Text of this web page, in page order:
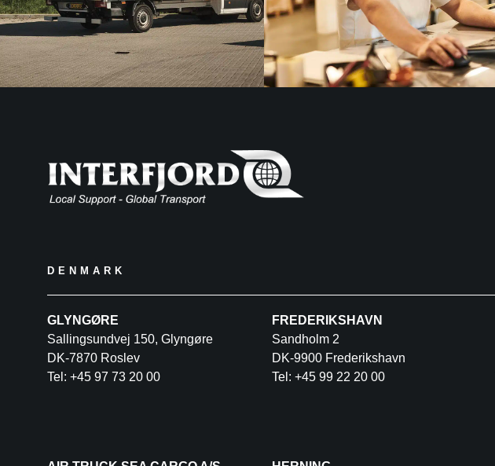
DENMARK
GLYNGØRE
Sallingsundvej 150, Glyngøre
DK-7870 Roslev
Tel: +45 97 73 20 00
FREDERIKSHAVN
Sandholm 2
DK-9900 Frederikshavn
Tel: +45 99 22 20 00